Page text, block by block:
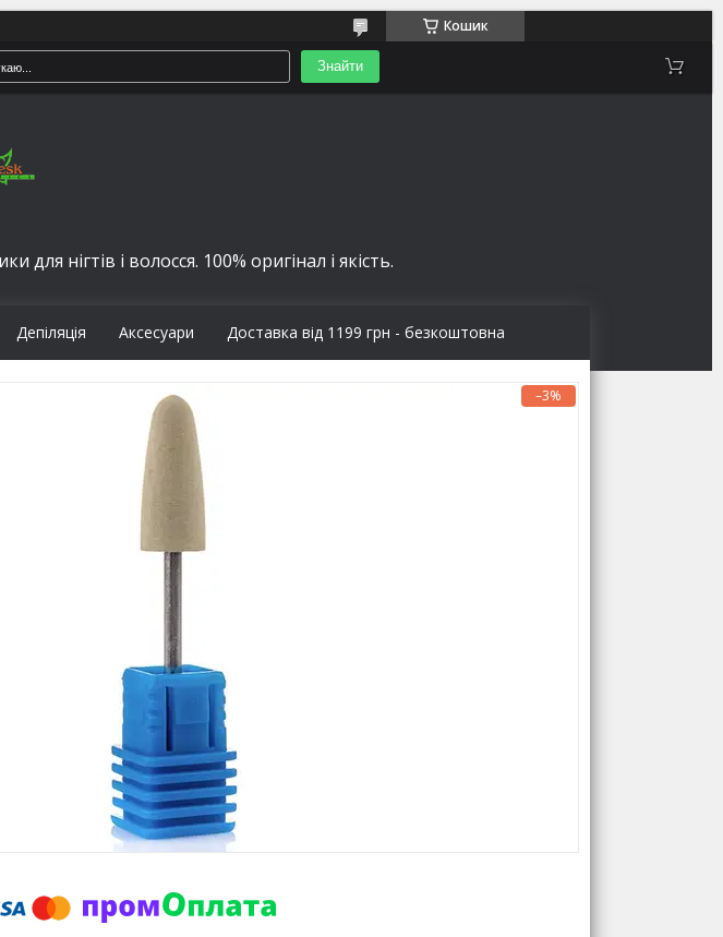
Кошик
Знайти
нігтів і волосся. 100% оригінал і якість.
Депіляція Аксесуари Доставка від 1199 грн - безкоштовна
–3%